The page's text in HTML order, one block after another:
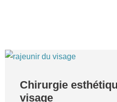
Chirurgie
visage